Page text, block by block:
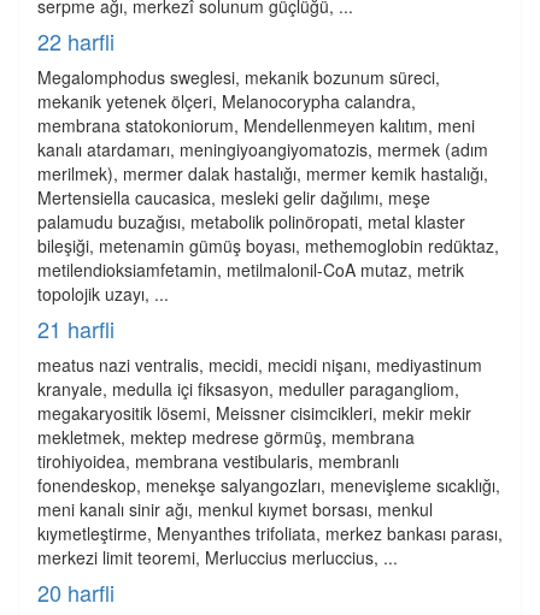
serpme ağı, merkezî solunum güçlüğü, ...
22 harfli
Megalomphodus sweglesi, mekanik bozunum süreci,
mekanik yetenek ölçeri, Melanocorypha calandra,
membrana statokoniorum, Mendellenmeyen kalıtım, meni
kanalı atardamarı, meningiyoangiyomatozis, mermek (adım
merilmek), mermer dalak hastalığı, mermer kemik hastalığı,
Mertensiella caucasica, mesleki gelir dağılımı, meşe
palamudu buzağısı, metabolik polinöropati, metal klaster
bileşiği, metenamin gümüş boyası, methemoglobin redüktaz,
metilendioksiamfetamin, metilmalonil-CoA mutaz, metrik
topolojik uzayı, ...
21 harfli
meatus nazi ventralis, mecidi, mecidi nişanı, mediyastinum
kranyale, medulla içi fiksasyon, meduller paragangliom,
megakaryositik lösemi, Meissner cisimcikleri, mekir mekir
mekletmek, mektep medrese görmüş, membrana
tirohiyoidea, membrana vestibularis, membranlı
fonendeskop, menekşe salyangozları, menevişleme sıcaklığı,
meni kanalı sinir ağı, menkul kıymet borsası, menkul
kıymetleştirme, Menyanthes trifoliata, merkez bankası parası,
merkezi limit teoremi, Merluccius merluccius, ...
20 harfli